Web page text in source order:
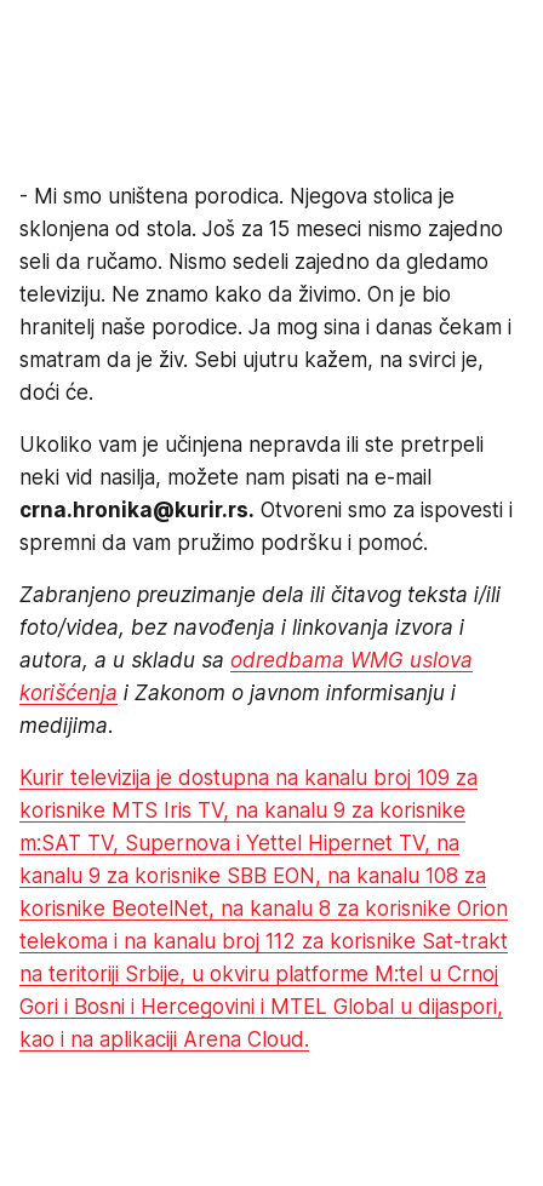
- Mi smo uništena porodica. Njegova stolica je
sklonjena od stola. Još za 15 meseci nismo zajedno
seli da ručamo. Nismo sedeli zajedno da gledamo
televiziju. Ne znamo kako da živimo. On je bio
hranitelj naše porodice. Ja mog sina i danas čekam i
smatram da je živ. Sebi ujutru kažem, na svirci je,
doći će.
Ukoliko vam je učinjena nepravda ili ste pretrpeli
neki vid nasilja, možete nam pisati na e-mail
crna.hronika@kurir.rs. Otvoreni smo za ispovesti i
spremni da vam pružimo podršku i pomoć.
Zabranjeno preuzimanje dela ili čitavog teksta i/ili
foto/videa, bez navođenja i linkovanja izvora i
autora, a u skladu sa odredbama WMG uslova
korišćenja i Zakonom o javnom informisanju i
medijima.
Kurir televizija je dostupna na kanalu broj 109 za
korisnike MTS Iris TV, na kanalu 9 za korisnike
m:SAT TV, Supernova i Yettel Hipernet TV, na
kanalu 9 za korisnike SBB EON, na kanalu 108 za
korisnike BeotelNet, na kanalu 8 za korisnike Orion
telekoma i na kanalu broj 112 za korisnike Sat-trakt
na teritoriji Srbije, u okviru platforme M:tel u Crnoj
Gori i Bosni i Hercegovini i MTEL Global u dijaspori,
kao i na aplikaciji Arena Cloud.